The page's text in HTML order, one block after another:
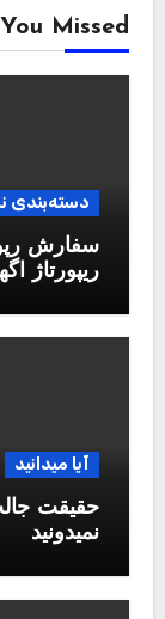
You Missed
دسته‌بندی
سفارش
ریپورتاژ
آیا میدانید
حقیقت
نمیدونید